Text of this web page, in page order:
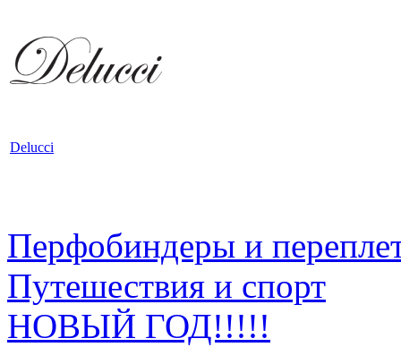
Delucci
Перфобиндеры и
Путешествия и спорт
НОВЫЙ ГОД!!!!!